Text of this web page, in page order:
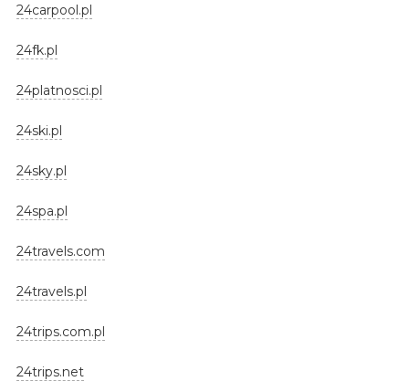
24carpool.pl
24fk.pl
24platnosci.pl
24ski.pl
24sky.pl
24spa.pl
24travels.com
24travels.pl
24trips.com.pl
24trips.net